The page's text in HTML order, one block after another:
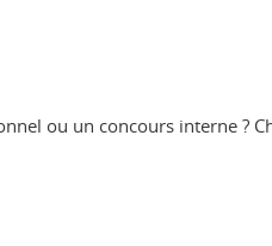
ou un concours interne ?